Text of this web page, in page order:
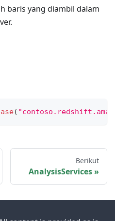
baris yang diambil dalam
(
Berikut
AnalysisServices